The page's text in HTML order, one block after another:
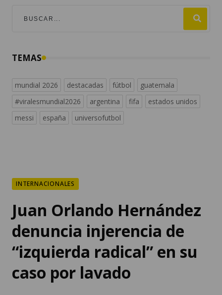
TEMAS
mundial 2026 destacadas fútbol
guatemala
#viralesmundial2026
argentina fifa
estados unidos
messi
españa universofutbol
INTERNACIONALES
Juan Orlando Hernández
denuncia injerencia de
“izquierda radical” en su
caso por lavado